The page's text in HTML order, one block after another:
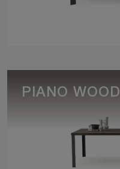
PIANO WOOD